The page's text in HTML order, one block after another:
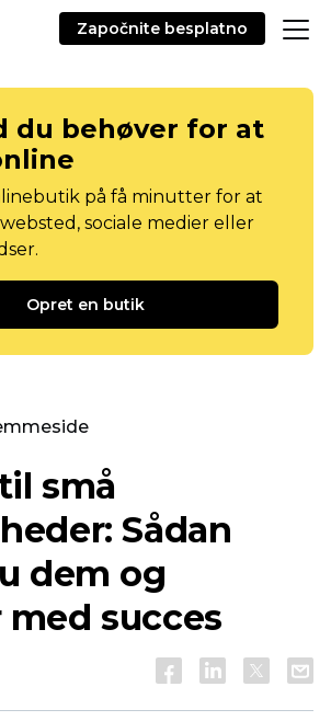
Započnite besplatno
du behøver for at
på få minutter for at
sociale medier eller
Opret en butik
små
Sådan
dem og
med succes